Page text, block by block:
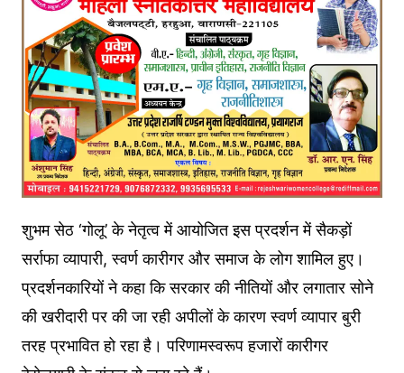
शुभम सेठ ‘गोलू’ के नेतृत्व में आयोजित इस प्रदर्शन में सैकड़ों
सर्राफा व्यापारी, स्वर्ण कारीगर और समाज के लोग शामिल हुए।
प्रदर्शनकारियों ने कहा कि सरकार की नीतियों और लगातार सोने
की खरीदारी पर की जा रही अपीलों के कारण स्वर्ण व्यापार बुरी
तरह प्रभावित हो रहा है। परिणामस्वरूप हजारों कारीगर